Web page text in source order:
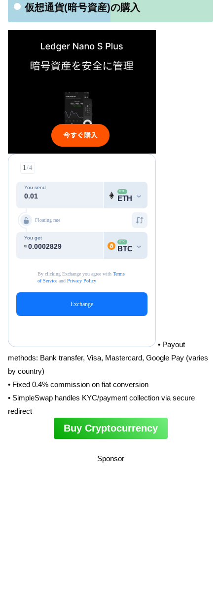
仮想通貨(暗号資産)の購入
• Payout
methods: Bank transfer, Visa, Mastercard, Google Pay (varies
by country)
• Fixed 0.4% commission on fiat conversion
• SimpleSwap handles KYC/payment collection via secure
redirect
Buy Cryptocurrency
Sponsor